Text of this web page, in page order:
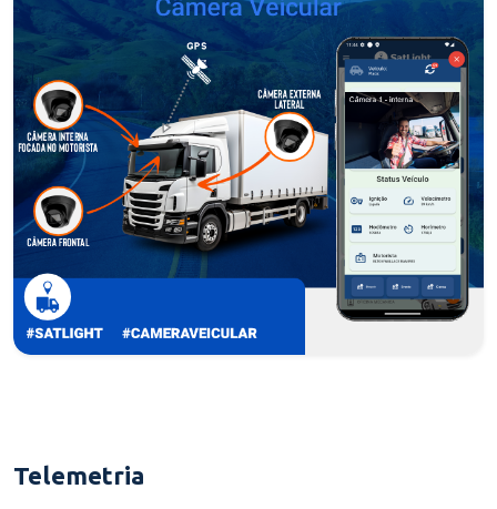
Telemetria